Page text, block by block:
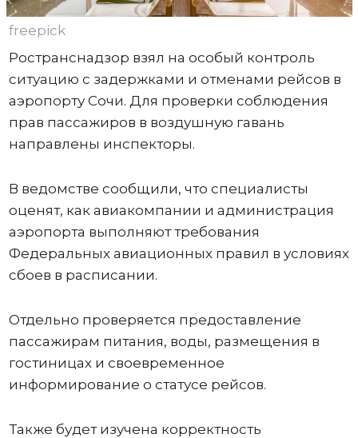
freepick
Ространснадзор взял на особый контроль
ситуацию с задержками и отменами рейсов в
аэропорту Сочи. Для проверки соблюдения
прав пассажиров в воздушную гавань
направлены инспекторы.
В ведомстве сообщили, что специалисты
оценят, как авиакомпании и администрация
аэропорта выполняют требования
Федеральных авиационных правил в условиях
сбоев в расписании.
Отдельно проверяется предоставление
пассажирам питания, воды, размещения в
гостиницах и своевременное
информирование о статусе рейсов.
Также будет изучена корректность